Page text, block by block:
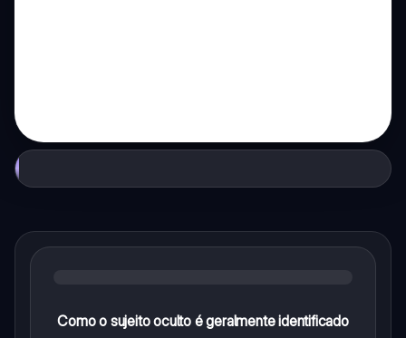
Como o sujeito oculto é geralmente identificado